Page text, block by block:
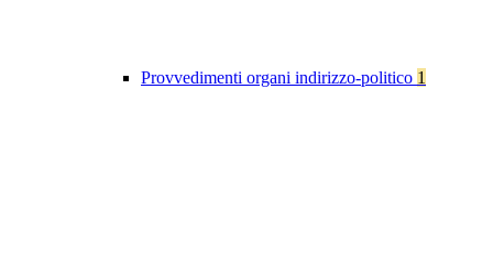
Provvedimenti organi indirizzo-politico 1